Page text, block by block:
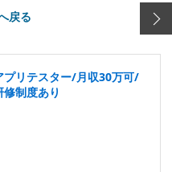
戻る
プリテスター/月収30万可/
制度あり